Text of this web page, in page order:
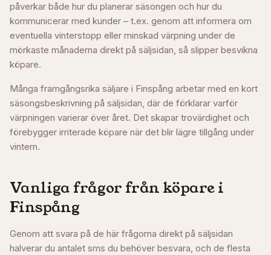
påverkar både hur du planerar säsongen och hur du
kommunicerar med kunder – t.ex. genom att informera om
eventuella vinterstopp eller minskad värpning under de
mörkaste månaderna direkt på säljsidan, så slipper besvikna
köpare.
Många framgångsrika säljare i Finspång arbetar med en kort
säsongsbeskrivning på säljsidan, där de förklarar varför
värpningen varierar över året. Det skapar trovärdighet och
förebygger irriterade köpare när det blir lägre tillgång under
vintern.
Vanliga frågor från köpare i
Finspång
Genom att svara på de här frågorna direkt på säljsidan
halverar du antalet sms du behöver besvara, och de flesta